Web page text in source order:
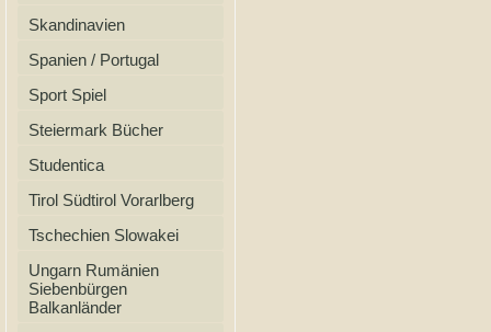
Skandinavien
Spanien / Portugal
Sport Spiel
Steiermark Bücher
Studentica
Tirol Südtirol Vorarlberg
Tschechien Slowakei
Ungarn Rumänien
Siebenbürgen
Balkanländer